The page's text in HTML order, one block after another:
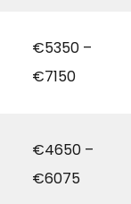
€5350 –
€7150
€4650 –
€6075